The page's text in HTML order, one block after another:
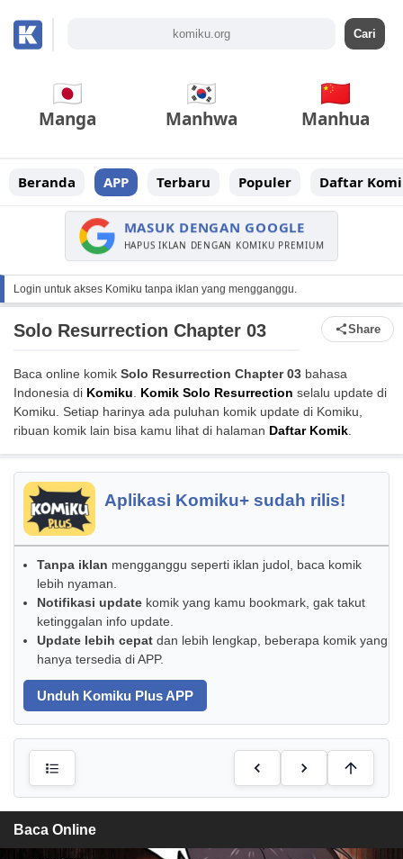
Manga Manhwa Manhua
Beranda APP Terbaru Populer Daftar
MASUK DENGAN GOOGLE
HAPUS IKLAN DENGAN KOMIKU PREMIUM
Login untuk akses Komiku tanpa iklan yang mengganggu.
Solo Resurrection Chapter 03 Share
Baca online komik Solo Resurrection Chapter 03 bahasa
Indonesia di Komiku. Komik Solo Resurrection selalu update di
Komiku. Setiap harinya ada puluhan komik update di Komiku,
ribuan komik lain bisa kamu lihat di halaman Daftar Komik.
Aplikasi Komiku+ sudah rilis!
Tanpa iklan mengganggu seperti iklan judol, baca komik
lebih nyaman.
Notifikasi update komik yang kamu bookmark, gak takut
ketinggalan info update.
Update lebih cepat dan lebih lengkap, beberapa komik yang
hanya tersedia di APP.
Unduh Komiku Plus APP
Baca Online